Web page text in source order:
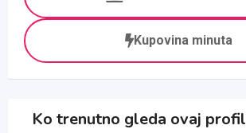
Kupovina minuta
Ko trenutno gleda ovaj profil